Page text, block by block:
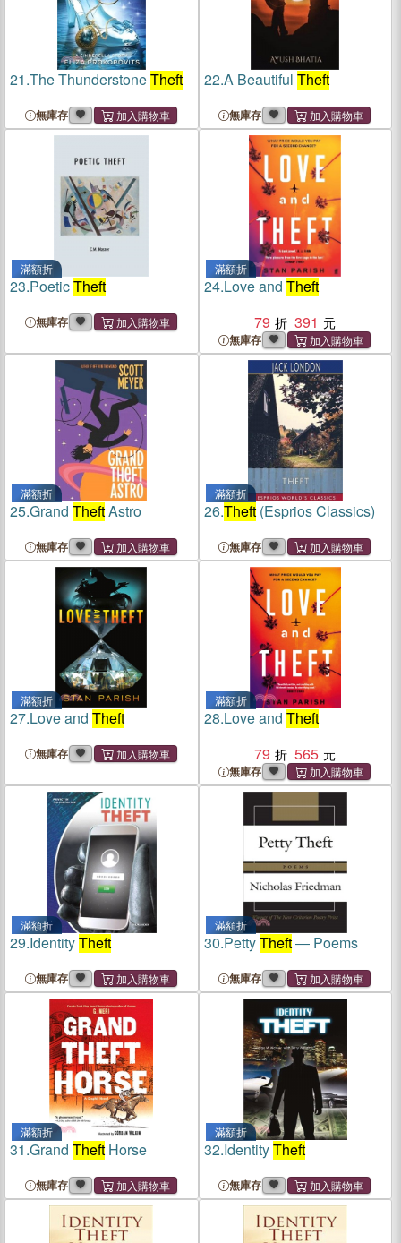
21.The ThunderstoneTheft
無庫存
22.A Beautiful Theft
無庫存
滿額折
23.PoeticTheft
無庫存
滿額折
24.Love and Theft
79
391
無庫存
滿額折
25.Grand TheftAstro
無庫存
滿額折
26.Theft(Esprios Classics)
無庫存
滿額折
27.Love and Theft
無庫存
滿額折
28.Love and Theft
79
565
無庫存
滿額折
29.IdentityTheft
無庫存
滿額折
30.PettyTheft― Poems
無庫存
滿額折
31.Grand Theft Horse
無庫存
滿額折
32.IdentityTheft
無庫存